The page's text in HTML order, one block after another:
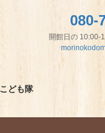
080-
開館日の 10:00-
ども隊